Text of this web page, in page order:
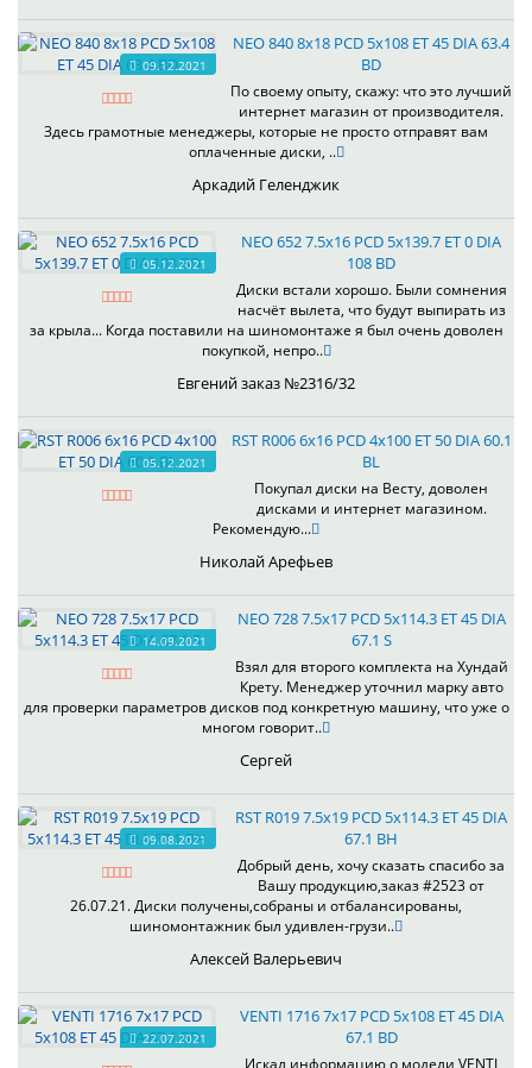
09.12.2021
NEO 840 8x18 PCD 5x108 ET 45 DIA 63.4
BD
По своему опыту, скажу: что это лучший
интернет магазин от производителя.
Здесь грамотные менеджеры, которые не просто отправят вам
оплаченные диски, ..
Аркадий Геленджик
05.12.2021
NEO 652 7.5x16 PCD 5x139.7 ET 0 DIA
108 BD
Диски встали хорошо. Были сомнения
насчёт вылета, что будут выпирать из
за крыла... Когда поставили на шиномонтаже я был очень доволен
покупкой, непро..
Евгений заказ №2316/32
05.12.2021
RST R006 6x16 PCD 4x100 ET 50 DIA 60.1
BL
Покупал диски на Весту, доволен
дисками и интернет магазином.
Рекомендую...
Николай Арефьев
14.09.2021
NEO 728 7.5x17 PCD 5x114.3 ET 45 DIA
67.1 S
Взял для второго комплекта на Хундай
Крету. Менеджер уточнил марку авто
для проверки параметров дисков под конкретную машину, что уже о
многом говорит..
Сергей
09.08.2021
RST R019 7.5x19 PCD 5x114.3 ET 45 DIA
67.1 BH
Добрый день, хочу сказать спасибо за
Вашу продукцию,заказ #2523 от
26.07.21. Диски получены,собраны и отбалансированы,
шиномонтажник был удивлен-грузи..
Алексей Валерьевич
22.07.2021
VENTI 1716 7x17 PCD 5x108 ET 45 DIA
67.1 BD
Искал информацию о модели VENTI